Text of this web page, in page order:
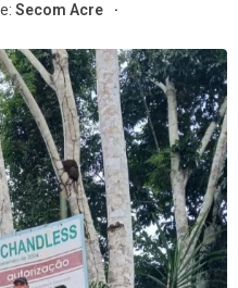
Secom Acre